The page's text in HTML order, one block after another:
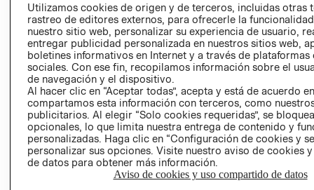
Colecciones
MUJER
HOMBRE
NIÑOS
Información corporativa
TRABAJAR EN
H&M
ACERCA DEL
GRUPO H&M
SOSTENIBILIDAD
PRENSA
RELACIÓN CON
Ayuda
SERVICIO AL
CLIENTE
MI CUENTA
NUESTRAS
TÉRMINOS Y
Utilizamos cookies de origen y de terceros, incluidas otras
rastreo de editores externos, para ofrecerle la
nuestro sitio web, personalizar su experiencia de usuario,
entregar publicidad personalizada en nuestros sitios web,
boletines informativos en Internet y a través de plataformas
sociales. Con ese fin, recopilamos información sobre el
de navegación y el dispositivo.
Al hacer clic en “Aceptar todas”, acepta y está de acuerdo
compartamos esta información con terceros, como
publicitarios. Al elegir “Solo cookies requeridas”, se
opcionales, lo que limita nuestra entrega de contenido y
personalizadas. Haga clic en “Configuración de cookies y
personalizar sus opciones. Visite nuestro aviso de cookies
de datos para obtener más información.
Aviso de cookies y uso compartido de datos